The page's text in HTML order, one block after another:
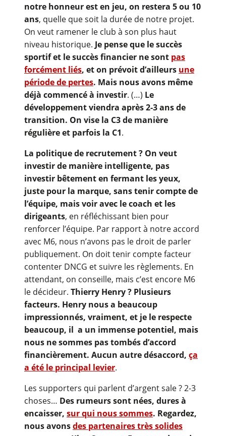
notre honneur est en jeu, on restera 5 ou 10
ans, quelle que soit la durée de notre projet.
On veut ramener le club à son plus haut
niveau historique. Je pense que le succès
sportif et le succès financier ne sont pas
forcément liés, et on prévoit d’ailleurs une
période de pertes. Mais nous avons même
déjà commencé à investir. (…) Le
développement viendra après 2-3 ans de
transition. On vise la C3 de manière
régulière et parfois la C1.
La politique de recrutement ? On veut
investir de manière intelligente, pas
investir bêtement en fermant les yeux,
juste pour la marque, sans tenir compte de
l’équipe, mais voir avec le coach et les
dirigeants, en réfléchissant bien pour
renforcer l’équipe. Par rapport à notre accord
avec M6, nous n’avons pas le droit de parler
publiquement. On doit tenir compte facteur
contenter DNCG et suivre les règlements. En
attendant, on conseille, mais c’est encore M6
le décideur. Thierry Henry ? Plusieurs
facteurs. Henry nous a beaucoup
impressionnés, vraiment, et je le respecte
beaucoup, il a un immense potentiel, mais
nous ne sommes pas tombés d’accord
financièrement. Aucun autre désaccord, ça
a été le principal levier.
Les supporters qui parlent d’argent sale ? 2-3
choses… Des rumeurs sont nées, dures à
encaisser, sur qui nous sommes. Regardez,
nous avonsdes partenaires très solides